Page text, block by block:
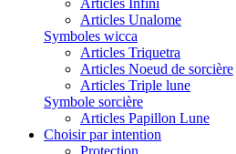
Articles Infini
Articles Unalome
Symboles wicca
Articles Triquetra
Articles Noeud de sorcière
Articles Triple lune
Symbole sorcière
Articles Papillon Lune
Choisir par intention
Protection